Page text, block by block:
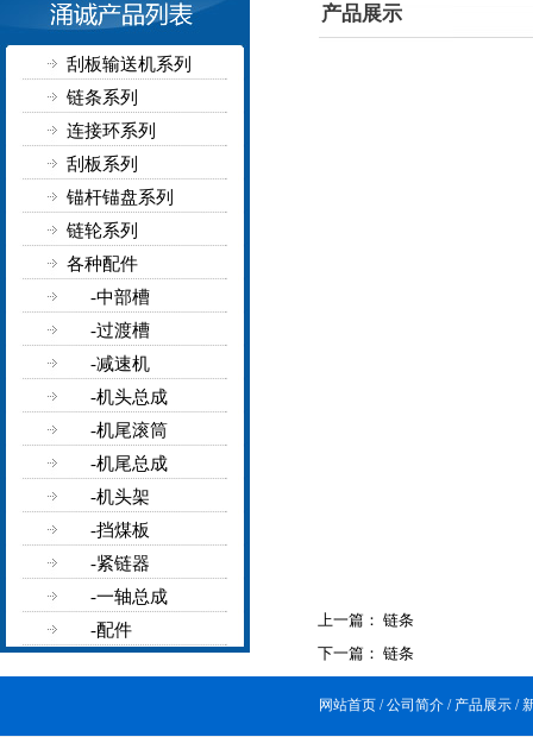
刮板输送机系列
链条系列
连接环系列
刮板系列
锚杆锚盘系列
链轮系列
各种配件
-中部槽
-过渡槽
-减速机
-机头总成
-机尾滚筒
-机尾总成
-机头架
-挡煤板
-紧链器
-一轴总成
-配件
产品展示
上一篇： 链条
下一篇： 链条
网站首页 /公司简介 /产品展示 /